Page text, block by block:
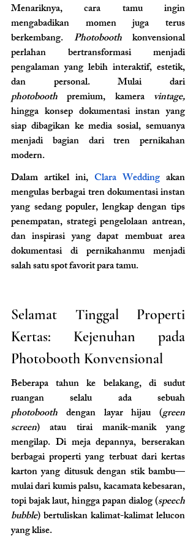
Menariknya, cara tamu ingin
mengabadikan momen juga terus
berkembang. Photobooth konvensional
perlahan bertransformasi menjadi
pengalaman yang lebih interaktif, estetik,
dan personal. Mulai dari
photobooth premium, kamera vintage,
hingga konsep dokumentasi instan yang
siap dibagikan ke media sosial, semuanya
menjadi bagian dari tren pernikahan
modern.
Dalam artikel ini, Clara Wedding akan
mengulas berbagai tren dokumentasi instan
yang sedang populer, lengkap dengan tips
penempatan, strategi pengelolaan antrean,
dan inspirasi yang dapat membuat area
dokumentasi di pernikahanmu menjadi
salah satu spot favorit para tamu.
Selamat Tinggal Properti
Kertas: Kejenuhan pada
Photobooth Konvensional
Beberapa tahun ke belakang, di sudut
photobooth dengan layar hijau (green
screen) atau tirai manik-manik yang
mengilap. Di meja depannya, berserakan
berbagai properti yang terbuat dari kertas
karton yang ditusuk dengan stik bambu—
mulai dari kumis palsu, kacamata kebesaran,
topi bajak laut, hingga papan dialog (speech
bubble) bertuliskan kalimat-kalimat lelucon
yang klise.